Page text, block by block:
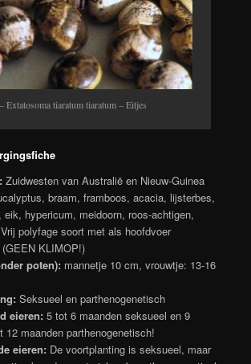
Extatosoma tiaratum tiaratum – Eitjes
Zuidwesten van Australië en Nieuw-Guinea
braam, framboos, acacia, lijsterbes,
eik, hypericum, meidoorn, roos-achtigen,
polyfage soort met als hoofdvoer
KLIMOP!)
poten): mannetje 10 cm, vrouwtje: 13-16
Seksueel en parthenogenetisch
eieren: 5 tot 6 maanden seksueel en 9
12 maanden parthenogenetisch!
eieren: De voortplanting is seksueel, maar